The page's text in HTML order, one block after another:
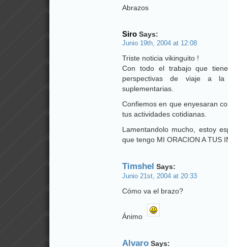
Abrazos
Siro Says:
Junio 19th, 2004 at 12:08
Triste noticia vikinguito !
Con todo el trabajo que
perspectivas de viaje a la
suplementarias.
Confiemos en que enyesaran
tus actividades cotidianas.
Lamentandolo mucho, estoy
que tengo MI ORACION A TUS
Timshel Says:
Junio 21st, 2004 at 20:33
Cómo va el brazo?
Ánimo
Alvaro Says: